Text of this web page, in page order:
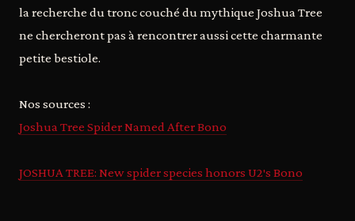
la recherche du tronc couché du mythique Joshua Tree
ne chercheront pas à rencontrer aussi cette charmante
petite bestiole.
Nos sources :
Joshua Tree Spider Named After Bono
JOSHUA TREE: New spider species honors U2′s Bono